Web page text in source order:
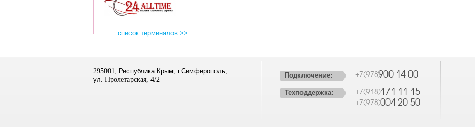
список терминалов >>
295001
, Республика Крым, г.Симферополь,
ул. Пролетарская, 4/2
Подключение: +7(978)900 14 00
Техподдержка: +7(918)171 11 15
+7(978)004 20 50